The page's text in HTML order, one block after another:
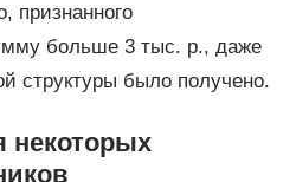
признанного
больше 3 тыс. р., даже
структуры было получено.
некоторых